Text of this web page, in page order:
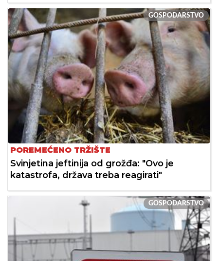
GOSPODARSTVO
POREMEĆENO TRŽIŠTE
Svinjetina jeftinija od grožđa: "Ovo je
katastrofa, država treba reagirati"
GOSPODARSTVO